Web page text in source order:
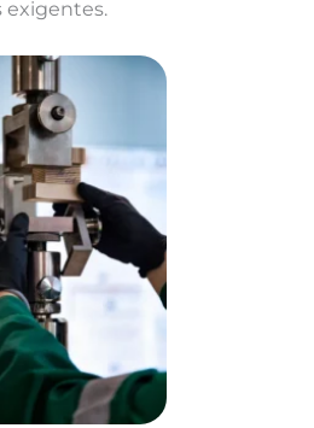
exigentes.